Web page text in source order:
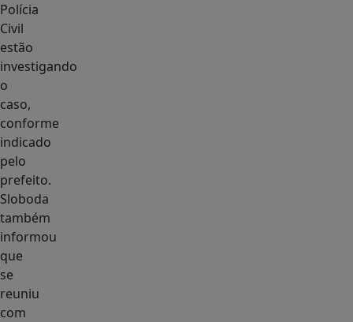
Polícia
Civil
estão
investigando
o
caso,
conforme
indicado
pelo
prefeito.
Sloboda
também
informou
que
se
reuniu
com